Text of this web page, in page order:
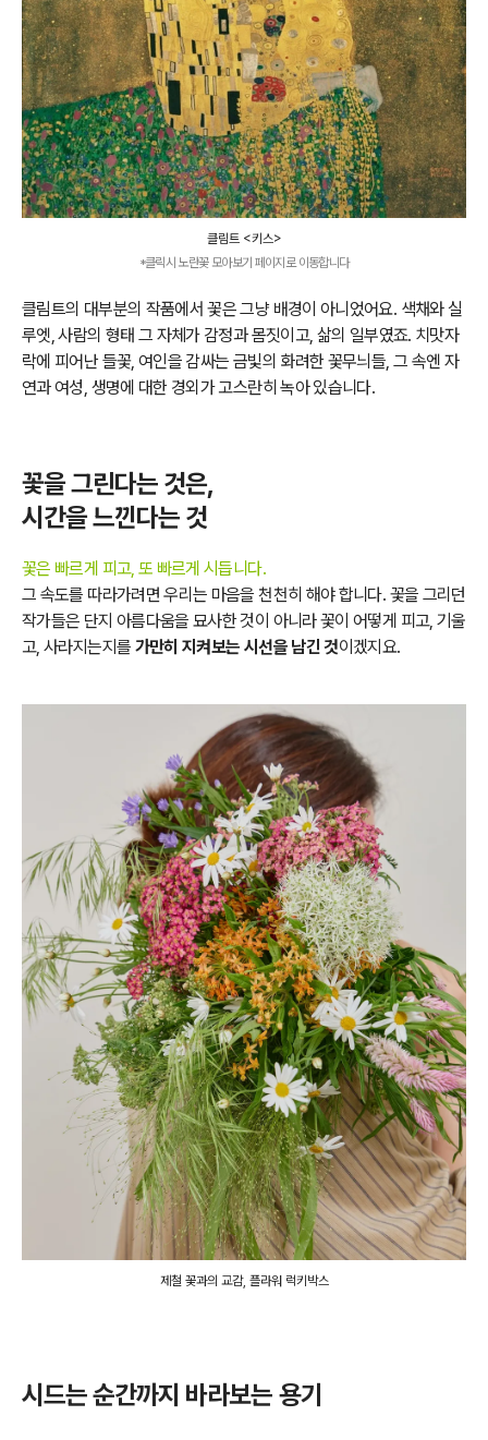
클림트 <키스>
*클릭시 노란꽃 모아보기 페이지로 이동합니다
클림트의 대부분의 작품에서 꽃은 그냥 배경이 아니었어요. 색채와 실
루엣, 사람의 형태 그 자체가 감정과 몸짓이고, 삶의 일부였죠. 치맛자
락에 피어난 들꽃, 여인을 감싸는 금빛의 화려한 꽃무늬들, 그 속엔 자
연과 여성, 생명에 대한 경외가 고스란히 녹아 있습니다.
꽃을 그린다는 것은,
시간을 느낀다는 것
꽃은 빠르게 피고, 또 빠르게 시듭니다.
그 속도를 따라가려면 우리는 마음을 천천히 해야 합니다. 꽃을 그리던
작가들은 단지 아름다움을 묘사한 것이 아니라 꽃이 어떻게 피고, 기울
고, 사라지는지를 가만히 지켜보는 시선을 남긴 것이겠지요.
제철 꽃과의 교감, 플라워 럭키박스
시드는 순간까지 바라보는 용기